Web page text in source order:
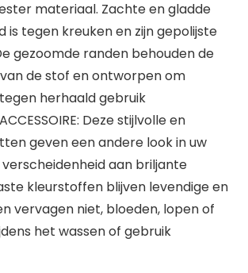
materiaal. Zachte en gladde
is tegen kreuken en zijn gepolijste
gezoomde randen behouden de
de stof en ontworpen om
herhaald gebruik
Deze stijlvolle en
geven een andere look in uw
aan briljante
kleurstoffen blijven levendige en
vervagen niet, bloeden, lopen of
het wassen of gebruik